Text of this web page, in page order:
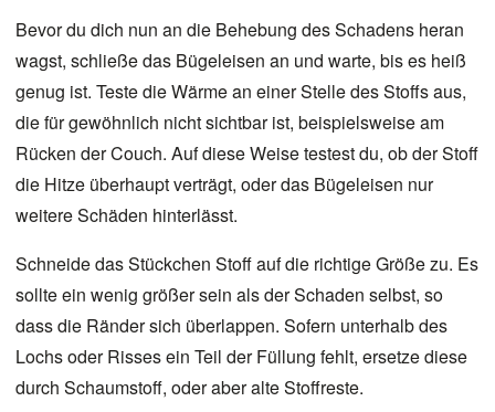
Bevor du dich nun an die Behebung des Schadens heran
wagst, schließe das Bügeleisen an und warte, bis es heiß
genug ist. Teste die Wärme an einer Stelle des Stoffs aus,
die für gewöhnlich nicht sichtbar ist, beispielsweise am
Rücken der Couch. Auf diese Weise testest du, ob der Stoff
die Hitze überhaupt verträgt, oder das Bügeleisen nur
weitere Schäden hinterlässt.
Schneide das Stückchen Stoff auf die richtige Größe zu. Es
sollte ein wenig größer sein als der Schaden selbst, so
dass die Ränder sich überlappen. Sofern unterhalb des
Lochs oder Risses ein Teil der Füllung fehlt, ersetze diese
durch Schaumstoff, oder aber alte Stoffreste.